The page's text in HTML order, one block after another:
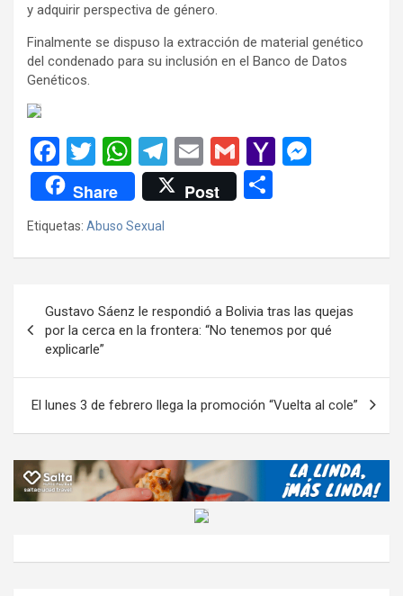
y adquirir perspectiva de género.
Finalmente se dispuso la extracción de material genético
del condenado para su inclusión en el Banco de Datos
Genéticos.
F
a
ce
b
o
k
T
wi
tt
er
W
h
at
s
A
p
T
el
e
a
E
m
ail
G
m
ail
Y
o
ail
g
Share Post
ar
tir
Etiquetas: Abuso Sexual
de
entradas
Gustavo Sáenz le respondió a Bolivia tras las quejas
por la cerca en la frontera: “No tenemos por qué
explicarle”
El lunes 3 de febrero llega la promoción “Vuelta al cole”